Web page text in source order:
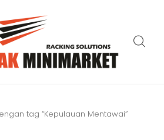
tag “Kepulauan Mentawai”